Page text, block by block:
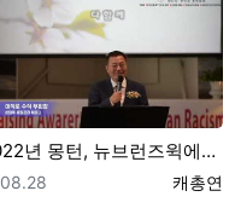
2022년 몽턴, 뉴브런즈윅에서 연방정부, 몽턴 한인회…
등록자
캐총연
등록일
08.28